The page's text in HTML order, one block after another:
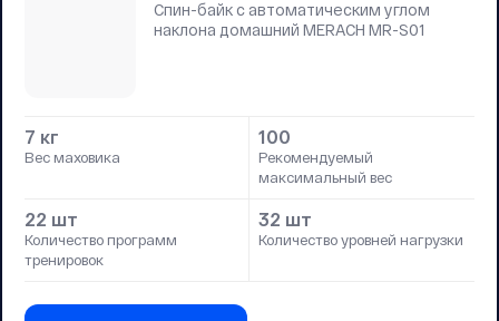
Спин-байк с автоматическим углом
наклона домашний MERACH MR-S01
7 кг
Вес маховика
100
Рекомендуемый
максимальный вес
22 шт
Количество программ
тренировок
32 шт
Количество уровней нагрузки